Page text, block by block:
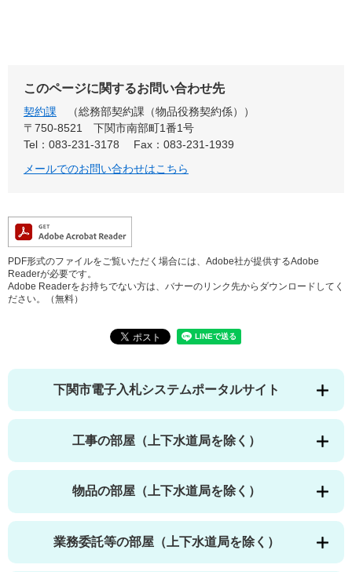
このページに関するお問い合わせ先
契約課
総務部契約課（物品役務契約係）
〒750-8521
下関市南部町1番1号
Tel：083-231-3178
Fax：083-231-1939
メールでのお問い合わせはこちら
PDF形式のファイルをご覧いただく場合には、Adobe社が提供するAdobe
Readerが必要です。
Adobe Readerをお持ちでない方は、バナーのリンク先からダウンロードしてく
ださい。（無料）
下関市電子入札システムポータルサイト
工事の部屋（上下水道局を除く）
物品の部屋（上下水道局を除く）
業務委託等の部屋（上下水道局を除く）